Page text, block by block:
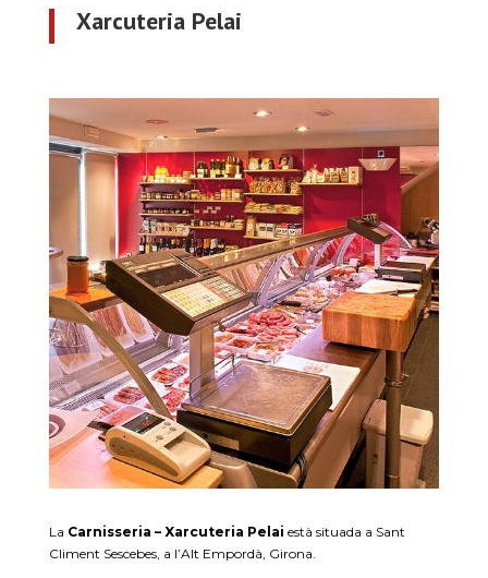
Xarcuteria Pelai
La Carnisseria – Xarcuteria Pelai està situada a Sant
Climent Sescebes, a l’Alt Empordà, Girona.